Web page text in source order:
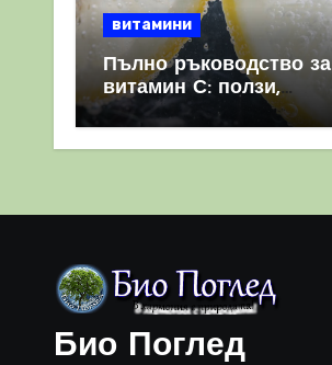
витамини
Пълно ръководство за
витамин С: ползи,
източници и защо е
важен за имунната
Био Поглед